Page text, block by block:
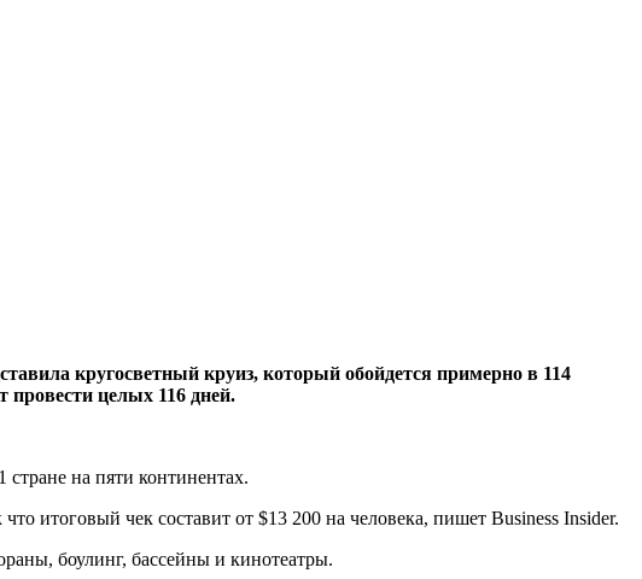
кругосветный круиз, который обойдется примерно в 114
провести целых 116 дней.
на пяти континентах.
итоговый чек составит от $13 200 на человека, пишет Business Insider.
боулинг, бассейны и кинотеатры.